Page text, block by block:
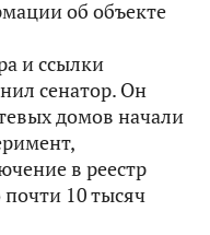
об объекте
и ссылки
сенатор. Он
домов начали
в реестр
10 тысяч